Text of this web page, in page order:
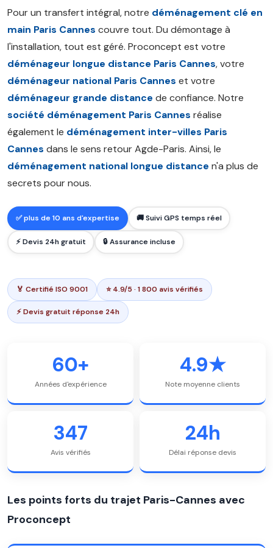
Pour un transfert intégral, notre déménagement clé en
main Paris Cannes couvre tout. Du démontage à
l'installation, tout est géré. Proconcept est votre
déménageur longue distance Paris Cannes, votre
déménageur national Paris Cannes et votre
déménageur grande distance de confiance. Notre
société déménagement Paris Cannes réalise
également le déménagement inter-villes Paris
Cannes dans le sens retour Agde-Paris. Ainsi, le
déménagement national longue distance n'a plus de
secrets pour nous.
✅ plus de 10 ans d'expertise 🚚 Suivi GPS temps réel
⚡ Devis 24h gratuit 🔒 Assurance incluse
🏅 Certifié ISO 9001 ⭐ 4.9/5 · 1 800 avis vérifiés
⚡ Devis gratuit réponse 24h
60+
Années d'expérience
4.9★
Note moyenne clients
347
Avis vérifiés
24h
Délai réponse devis
Les points forts du trajet Paris-Cannes avec
Proconcept